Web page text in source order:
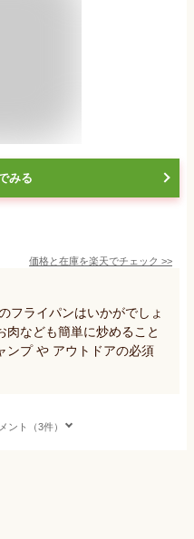
みる
価格と在庫を楽天でチェック >>
フライパンはいかがでしょ
肉なども簡単に炒めること
ンプ や アウトドアの必須
ント（3件）